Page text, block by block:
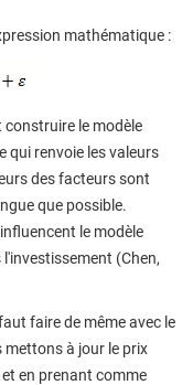
mathématique :
le modèle
qui renvoie les valeurs
des facteurs sont
que possible.
le modèle
(Chen,
faire de même avec le
mettons à jour le prix
en prenant comme